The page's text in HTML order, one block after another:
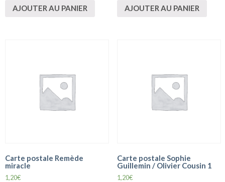
AJOUTER AU PANIER AJOUTER AU PANIER
Carte postale Remède
miracle
1,20€
Carte postale Sophie
Guillemin / Olivier Cousin 1
1,20€